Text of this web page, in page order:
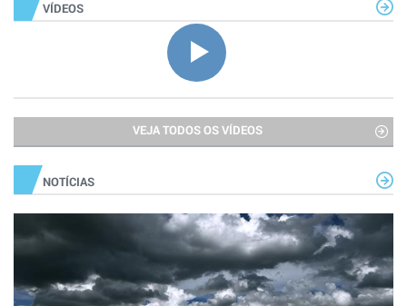
VÍDEOS
VEJA TODOS OS VÍDEOS
NOTÍCIAS